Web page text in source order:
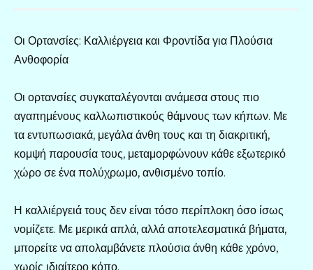
Οι Ορτανσίες: Καλλιέργεια και Φροντίδα για Πλούσια
Ανθοφορία
Οι ορτανσίες συγκαταλέγονται ανάμεσα στους πιο
αγαπημένους καλλωπιστικούς θάμνους των κήπων. Με
τα εντυπωσιακά, μεγάλα άνθη τους και τη διακριτική,
κομψή παρουσία τους, μεταμορφώνουν κάθε εξωτερικό
χώρο σε ένα πολύχρωμο, ανθισμένο τοπίο.
Η καλλιέργειά τους δεν είναι τόσο περίπλοκη όσο ίσως
νομίζετε. Με μερικά απλά, αλλά αποτελεσματικά βήματα,
μπορείτε να απολαμβάνετε πλούσια άνθη κάθε χρόνο,
χωρίς ιδιαίτερο κόπο.